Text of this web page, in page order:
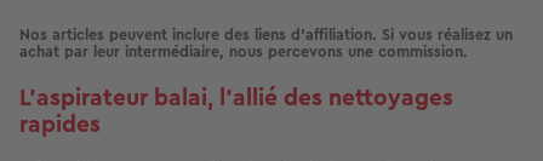
Nos articles peuvent inclure des liens d'affiliation. Si vous réalisez un
achat par leur intermédiaire, nous percevons une commission.
L’aspirateur balai, l’allié des nettoyages
rapides